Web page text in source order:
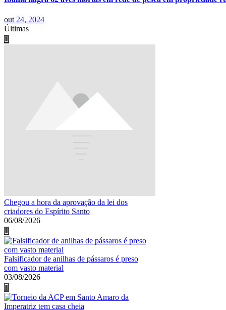
out 24, 2024
Últimas
Chegou a hora da aprovação da lei dos
criadores do Espírito Santo
06/08/2026
Falsificador de anilhas de pássaros é preso
com vasto material
03/08/2026